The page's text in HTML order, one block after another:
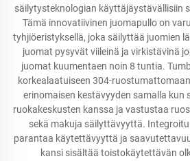
säilytysteknologian käyttäjäystävällisiin
Tämä innovatiivinen juomapullo on
tyhjiöeristyksellä, joka säilyttää juomien
juomat pysyvät viileinä ja virkistävinä
juomat kuumentaen noin 8 tuntia.
korkealaatuiseen 304-
erinomaisen kestävyyden samalla kun
ruokakeskusten kanssa ja vastustaa
sekä makuja säilyttävyyttä.
parantaa käytettävyyttä ja
kansi sisältää toistokäytettävän